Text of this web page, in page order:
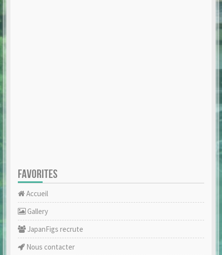
FAVORITES
Accueil
Gallery
JapanFigs recrute
Nous contacter